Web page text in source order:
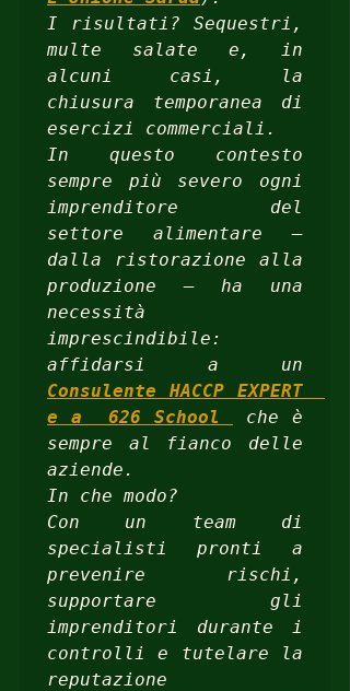
I risultati? Sequestri,
multe salate e, in
alcuni casi, la
chiusura temporanea di
esercizi commerciali.
In questo contesto
sempre più severo ogni
imprenditore del
settore alimentare –
dalla ristorazione alla
produzione – ha una
necessità
imprescindibile:
Consulente HACCP EXPERT
e a  626 School
che è
sempre al fianco delle
aziende.
In che modo?
Con un team di
specialisti pronti a
prevenire rischi,
supportare gli
imprenditori durante i
controlli e tutelare la
reputazione